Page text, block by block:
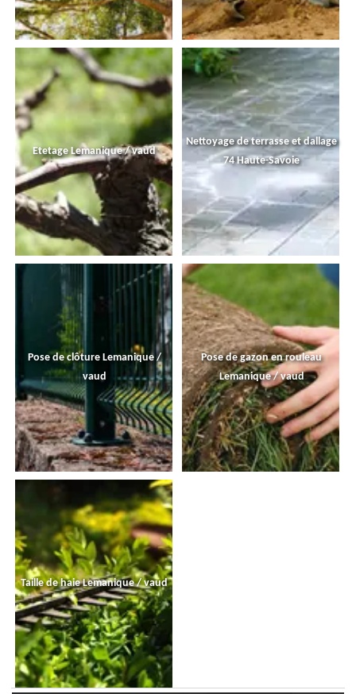
Etetage Lemanique / vaud
Nettoyage de terrasse et dallage
74 Haute-Savoie
Pose de clôture Lemanique /
vaud
Pose de gazon en rouleau
Lemanique / vaud
Taille de haie Lemanique / vaud